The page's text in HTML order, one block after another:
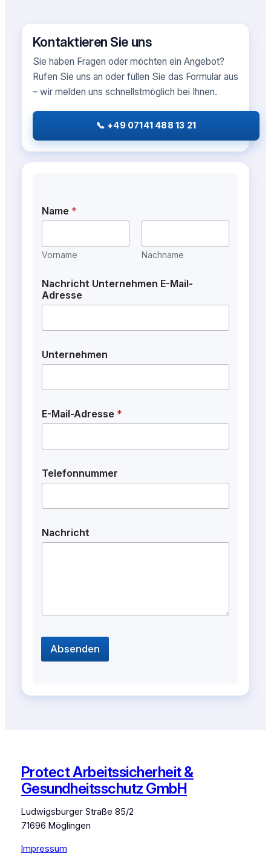
Kontaktieren Sie uns
Sie haben Fragen oder möchten ein Angebot?
Rufen Sie uns an oder füllen Sie das Formular aus
– wir melden uns schnellstmöglich bei Ihnen.
📞 +49 07141 488 13 21
Name *
Vorname Nachname
Nachricht Unternehmen E-Mail-
Adresse
Unternehmen
E-Mail-Adresse *
Telefonnummer
Nachricht
Absenden
Protect Arbeitssicherheit &
Gesundheitsschutz GmbH
Ludwigsburger Straße 85/2
71696 Möglingen
Impressum